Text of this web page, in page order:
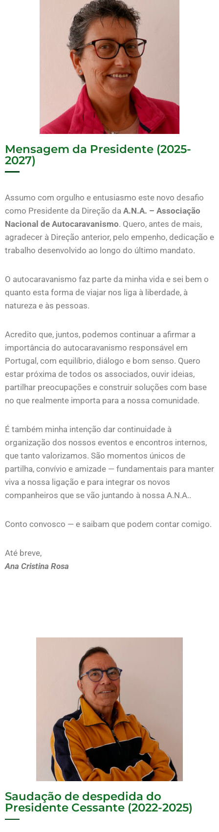
Mensagem da Presidente (2025-
2027)
Assumo com orgulho e entusiasmo este novo desafio
como Presidente da Direção da A.N.A. – Associação
Nacional de Autocaravanismo. Quero, antes de mais,
agradecer à Direção anterior, pelo empenho, dedicação e
trabalho desenvolvido ao longo do último mandato.
O autocaravanismo faz parte da minha vida e sei bem o
quanto esta forma de viajar nos liga à liberdade, à
natureza e às pessoas.
Acredito que, juntos, podemos continuar a afirmar a
importância do autocaravanismo responsável em
Portugal, com equilíbrio, diálogo e bom senso. Quero
estar próxima de todos os associados, ouvir ideias,
partilhar preocupações e construir soluções com base
no que realmente importa para a nossa comunidade.
É também minha intenção dar continuidade à
organização dos nossos eventos e encontros internos,
que tanto valorizamos. São momentos únicos de
partilha, convívio e amizade — fundamentais para manter
viva a nossa ligação e para integrar os novos
companheiros que se vão juntando à nossa A.N.A..
Conto convosco — e saibam que podem contar comigo.
Até breve,
Ana Cristina Rosa
Saudação de despedida do
Presidente Cessante (2022-2025)